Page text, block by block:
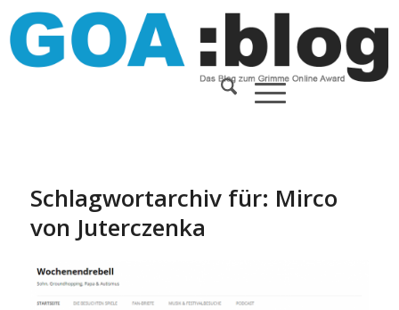
Schlagwortarchiv für: Mirco
von Juterczenka